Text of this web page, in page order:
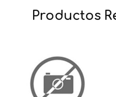
Productos